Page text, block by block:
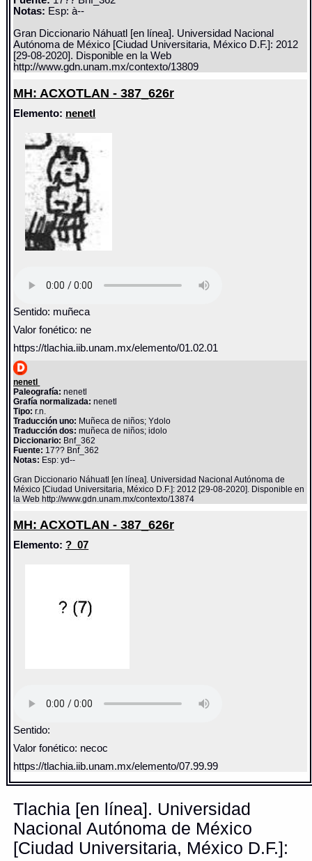
Notas: Esp: à--
Gran Diccionario Náhuatl [en línea]. Universidad Nacional
Autónoma de México [Ciudad Universitaria, México D.F.]: 2012
[29-08-2020]. Disponible en la Web
http://www.gdn.unam.mx/contexto/13809
MH: ACXOTLAN - 387_626r
Elemento: nenetl
Sentido: muñeca
Valor fonético: ne
https://tlachia.iib.unam.mx/elemento/01.02.01
nenetl
Paleografía: nenetl
Grafía normalizada: nenetl
Tipo: r.n.
Traducción uno: Muñeca de niños; Ydolo
Traducción dos: muñeca de niños; idolo
Diccionario: Bnf_362
Fuente: 17?? Bnf_362
Notas: Esp: yd--
Gran Diccionario Náhuatl [en línea]. Universidad Nacional Autónoma de
México [Ciudad Universitaria, México D.F.]: 2012 [29-08-2020]. Disponible en
la Web http://www.gdn.unam.mx/contexto/13874
MH: ACXOTLAN - 387_626r
Elemento:?_07
Sentido:
Valor fonético: necoc
https://tlachia.iib.unam.mx/elemento/07.99.99
Tlachia [en línea]. Universidad
Nacional Autónoma de México
[Ciudad Universitaria, México D.F.]: